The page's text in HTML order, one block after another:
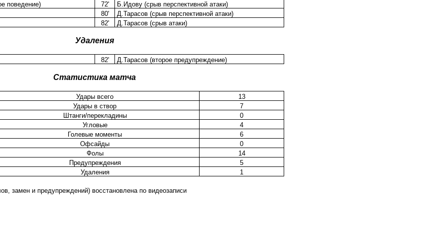
поведение) 72'
Б.Идову (срыв перспективной атаки)
80'
Д.Тарасов (срыв перспективной атаки)
82'
Д.Тарасов (срыв атаки)
Удаления
82' Д.Тарасов (второе предупреждение)
Статистика матча
Удары всего
13
Удары в створ
7
Штанги/перекладины
0
Угловые
4
Голевые моменты
6
Офсайды
0
Фолы
14
Предупреждения
5
Удаления 1
замен и предупреждений) восстановлена по видеозаписи